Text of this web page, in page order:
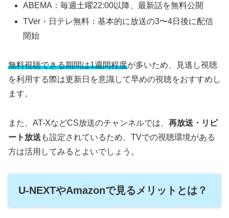
ABEMA：毎週土曜22:00以降、最新話を無料公開
TVer・日テレ無料：基本的に放送の3〜4日後に配信
開始
無料視聴できる期間は1週間程度が多いため、見逃し視聴
を利用する際は更新日を意識して早めの視聴をおすすめし
ます。
また、AT-XなどCS放送のチャンネルでは、 再放送・リピ
ート放送 も設定されているため、TVでの視聴環境がある
方は活用してみるとよいでしょう。
U-NEXTやAmazonで見るメリットとは？